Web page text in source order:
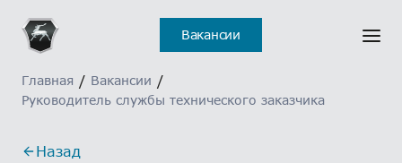
Вакансии
Главная / Вакансии /
Руководитель службы технического заказчика
Назад